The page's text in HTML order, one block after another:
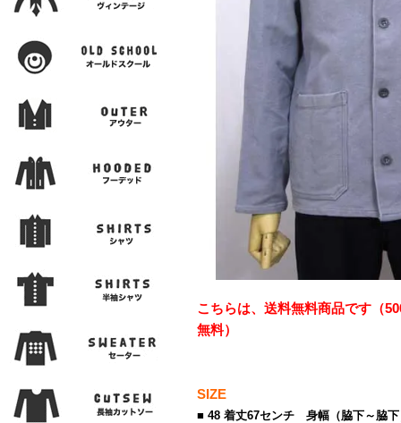
こちらは、送料無料商品です（
無料）
SIZE
■ 48 着丈67センチ 身幅（脇下～脇